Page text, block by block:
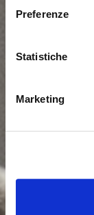
Preferenze
Statistiche
Marketing
International.